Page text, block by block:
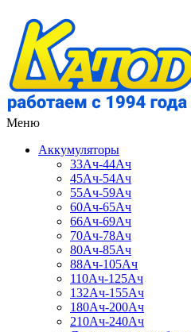
Меню
Аккумуляторы
33Ач-44Ач
45Ач-54Ач
55Ач-59Ач
60Ач-65Ач
66Ач-69Ач
70Ач-78Ач
80Ач-85Ач
88Ач-105Ач
110Ач-125Ач
132Ач-155Ач
180Ач-200Ач
210Ач-240Ач